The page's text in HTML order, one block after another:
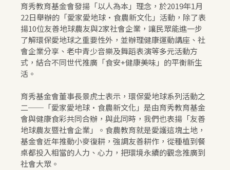
育秀教育基金會發揚「以人為本」理念，於2019年1月
22日舉辦的「愛家愛地球•食農新文化」活動，除了表
揚10位友善地球農友與2家社會企業，讓民眾能進一步
了解環保愛地球之重要性外，並辦理健康運動講座、社
會企業分享、老中青少音樂及舞蹈表演等多元活動方
式，結合不同世代推廣「食安+健康美味」的平衡新生
活。
育秀基金會董事長景虎士表示，環保愛地球系列活動之
二──「愛家愛地球•食農新文化」是由育秀教育基金
會與健康食彩共同合辦，與此同時，我們也表揚「友善
地球農友暨社會企業」。食農教育就是愛護這塊土地，
基金會近年推動小麥復耕，強調友善耕作，從種植到餐
桌都投入相當的人力、心力，把環境永續的觀念推廣到
社會大眾。